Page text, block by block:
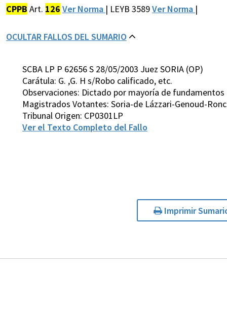
CPPB Art. 126 Ver Norma | LEYB 3589Ver Norma |
OCULTAR FALLOS DEL SUMARIO
SCBA LP P 62656 S 28/05/2003 Juez SORIA (OP)
Carátula: G. ,G. H s/Robo calificado, etc.
Observaciones: Dictado por mayoría de fundamentos
Magistrados Votantes: Soria-de Lázzari-Genoud-
Tribunal Origen: CP0301LP
Ver el Texto Completo del Fallo
Imprimir